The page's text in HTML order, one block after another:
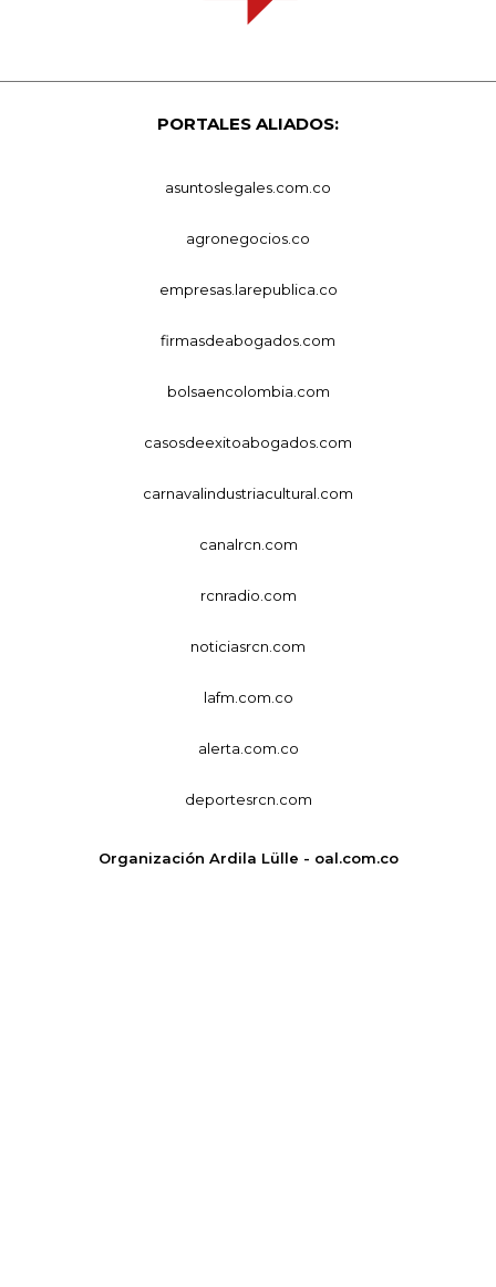
PORTALES ALIADOS:
asuntoslegales.com.co
agronegocios.co
empresas.larepublica.co
firmasdeabogados.com
bolsaencolombia.com
casosdeexitoabogados.com
carnavalindustriacultural.com
canalrcn.com
rcnradio.com
noticiasrcn.com
lafm.com.co
alerta.com.co
deportesrcn.com
Organización Ardila Lülle - oal.com.co